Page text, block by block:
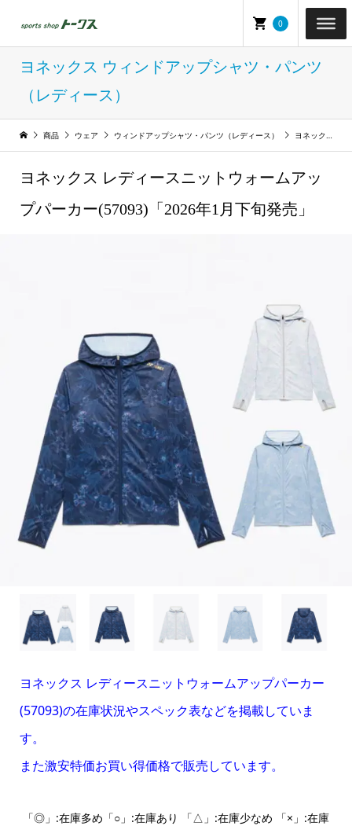
0
ヨネックス ウィンドアップシャツ・パンツ
（レディース）
商品 ウェア ウィンドアップシャツ・パンツ（レディース） ヨネックス ウィンドアップシャツ・パンツ（レディース）
ヨネックス レディースニットウォームアッ
プパーカー(57093)「2026年1月下旬発売」
ヨネックス レディースニットウォームアップパーカー
(57093)の在庫状況やスペック表などを掲載していま
す。
また激安特価お買い得価格で販売しています。
「◎」:在庫多め「○」:在庫あり 「△」:在庫少なめ 「×」:在庫